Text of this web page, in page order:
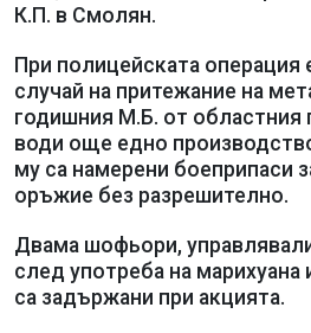
К.П. в Смолян.
При полицейската операция
случай на притежание на
годишния М.Б. от областния
води още едно
му са намерени боеприпаси
оръжие без разрешително.
Двама шофьори,
след употреба на
са задържани при акцията.